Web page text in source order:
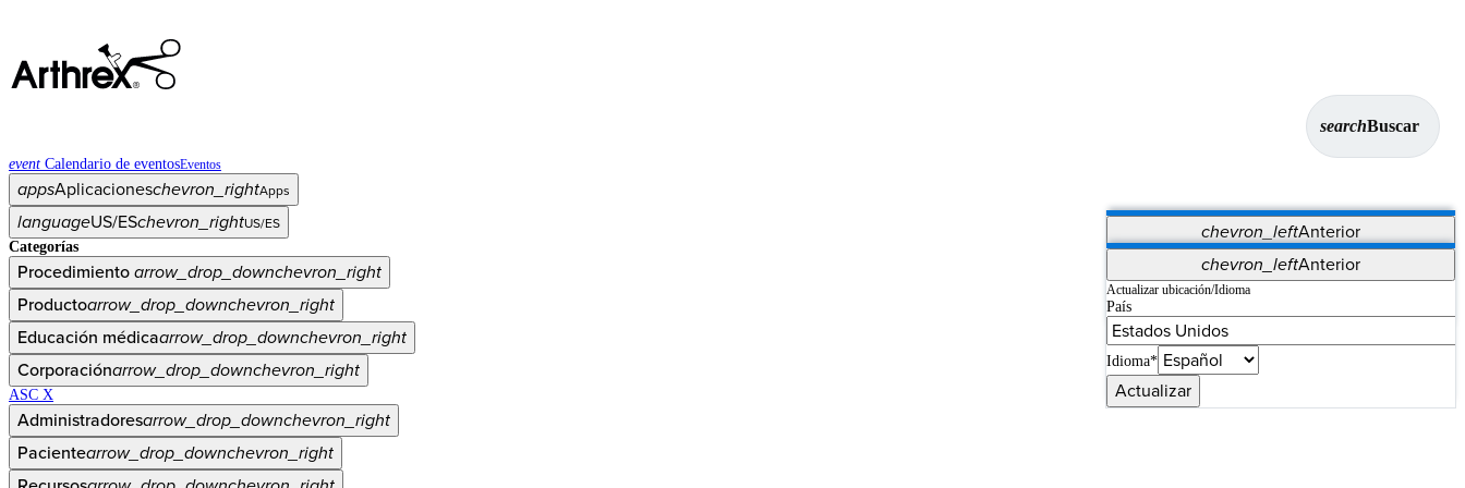
searchBuscar
event Calendario de eventosEventos
appsAplicacioneschevron_rightApps
chevron_leftAnterior
Vet Systems OrthoPedia Patient
Supplier Portal
Synergy Imaging & Resection
languageUS/ESchevron_rightUS/ES
chevron_leftAnterior
Actualizar ubicación/Idioma
País
Idioma*
Actualizar
Categorías
Procedimientoarrow_drop_downchevron_right
Productoarrow_drop_downchevron_right
Educación médicaarrow_drop_downchevron_right
Corporaciónarrow_drop_downchevron_right
ASC X
Administradoresarrow_drop_downchevron_right
Pacientearrow_drop_downchevron_right